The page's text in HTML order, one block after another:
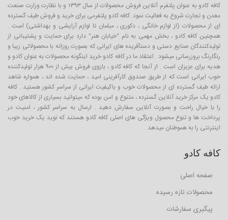
کافه کادو به عنوان پلتفرم آنلاین فروش محصولات از سال ۱۳۹۳ و با نظارت وزارت صنعت
معدن و تجارت شروع به فعالیت نمود. کافه کادو پلتفرمی برای خرید و فروش طیف گسترده
ای از محصولات (از لوازم خانگی ، دکوری ، مبلمان تا لوازم آرایشی و بهداشتی) است .
همچنین کافه کادو ، بخش مهمی به نام "خیابان هنر" دارد برای حمایت و پشتیبانی از
تولیدکنندگان صنایع دستی و دستآفریده های ایرانی که بصورت روزانه با محصولاتی زیبا و
رنگارنگ بروزرسانی میشود . اعتقاد ما در کافه کادو خرید اینگونه محصولات به عنوان کادو و
هدیه برای عزیزان است . از آنجا که کافه کادو ، بازوی فروش بیش از ۹۰۰ هزار تولیدکننده
خوب ایرانی است که از طریق صندوق کارآفرینی امید ، حمایت شده اند ، همواره شاهد
ارائه طیف گسترده ای از محصولات خوب و باکیفیت ایرانی از سراسر کشور هستید . کافه
کادو یک مرکز خرید آنلاین گسترده ، متنوع و امن بوده که میتوانید بسیاری از کالاهای خود
را با خیال راحت و بصورت آنلاین سفارش دهید . ارسال به سراسر کشور ، امنیت در
پرداخت ها و تنوع محصول ویژگی های اصلی کافه کادو هستند که نوید یک خرید خوب
اینترنتی را به هموطنان میدهد .
کافه کادو
صفحه اصلی
محصولات تازه رسیده
پیگیری سفارشات